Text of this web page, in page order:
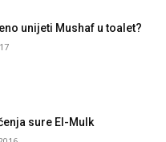
unijeti Mushaf u toalet?
sure El-Mulk